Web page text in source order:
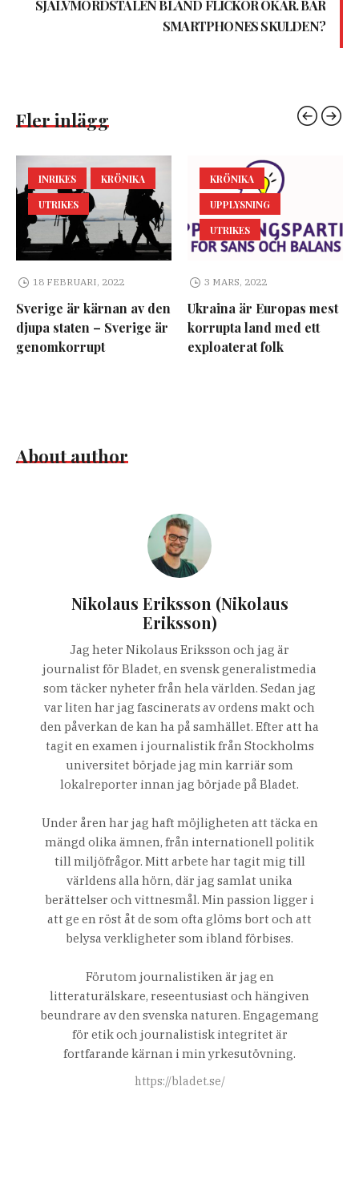
SJÄLVMORDSTALEN BLAND FLICKOR ÖKAR. BÄR
SMARTPHONES SKULDEN?
Fler inlägg
INRIKES
KRÖNIKA
UTRIKES
18 FEBRUARI, 2022
Sverige är kärnan av den
djupa staten – Sverige är
genomkorrupt
KRÖNIKA
UPPLYSNING
UTRIKES
3 MARS, 2022
Ukraina är Europas mest
korrupta land med ett
exploaterat folk
About author
Nikolaus Eriksson (Nikolaus
Eriksson)
Jag heter Nikolaus Eriksson och jag är
journalist för Bladet, en svensk generalistmedia
som täcker nyheter från hela världen. Sedan jag
var liten har jag fascinerats av ordens makt och
den påverkan de kan ha på samhället. Efter att ha
tagit en examen i journalistik från Stockholms
universitet började jag min karriär som
lokalreporter innan jag började på Bladet.
Under åren har jag haft möjligheten att täcka en
mängd olika ämnen, från internationell politik
till miljöfrågor. Mitt arbete har tagit mig till
världens alla hörn, där jag samlat unika
berättelser och vittnesmål. Min passion ligger i
att ge en röst åt de som ofta glöms bort och att
belysa verkligheter som ibland förbises.
Förutom journalistiken är jag en
litteraturälskare, reseentusiast och hängiven
beundrare av den svenska naturen. Engagemang
för etik och journalistisk integritet är
fortfarande kärnan i min yrkesutövning.
https://bladet.se/